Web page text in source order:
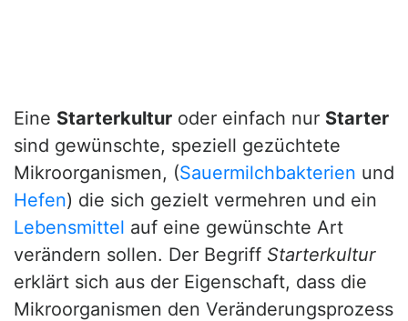
Eine Starterkultur oder einfach nur Starter
sind gewünschte, speziell gezüchtete
Mikroorganismen, (Sauermilchbakterien und
Hefen) die sich gezielt vermehren und ein
Lebensmittel auf eine gewünschte Art
verändern sollen. Der Begriff Starterkultur
erklärt sich aus der Eigenschaft, dass die
Mikroorganismen den Veränderungsprozess